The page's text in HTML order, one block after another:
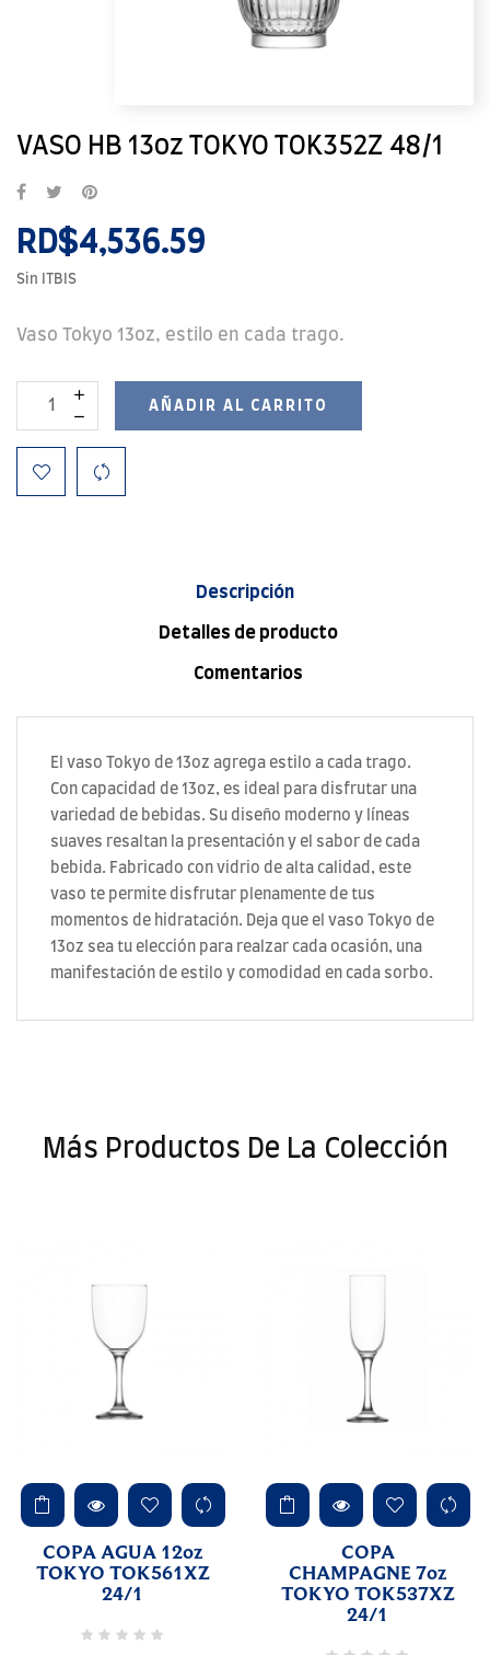
VASO HB 13oz TOKYO TOK352Z 48/1
RD$4,536.59
Sin ITBIS
Vaso Tokyo 13oz, estilo en cada trago.
AÑADIR AL CARRITO
Descripción
Detalles de producto
Comentarios
El vaso Tokyo de 13oz agrega estilo a cada trago.
Con capacidad de 13oz, es ideal para disfrutar una
variedad de bebidas. Su diseño moderno y líneas
suaves resaltan la presentación y el sabor de cada
bebida. Fabricado con vidrio de alta calidad, este
vaso te permite disfrutar plenamente de tus
momentos de hidratación. Deja que el vaso Tokyo de
13oz sea tu elección para realzar cada ocasión, una
manifestación de estilo y comodidad en cada sorbo.
Más Productos De La Colección
COPA AGUA 12oz
TOKYO TOK561XZ
24/1
COPA
CHAMPAGNE 7oz
TOKYO TOK537XZ
24/1